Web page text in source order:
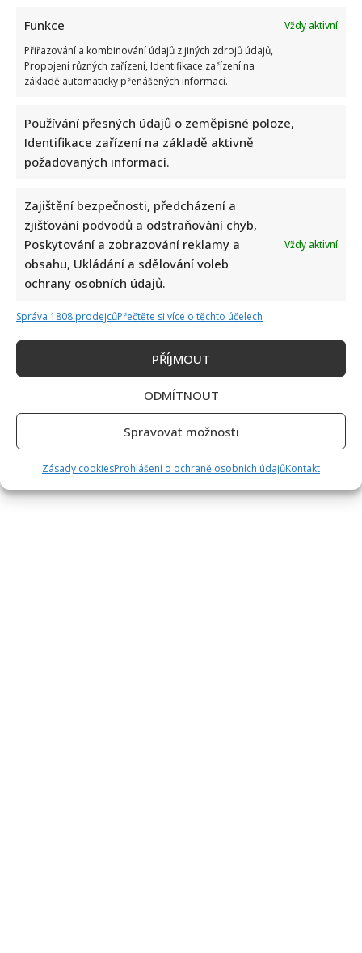
Funkce
Vždy aktivní
Přiřazování a kombinování údajů z jiných zdrojů údajů,
Propojení různých zařízení, Identifikace zařízení na
základě automaticky přenášených informací.
Používání přesných údajů o zeměpisné poloze,
Identifikace zařízení na základě aktivně
požadovaných informací.
Zajištění bezpečnosti, předcházení a
zjišťování podvodů a odstraňování chyb,
Poskytování a zobrazování reklamy a
obsahu, Ukládání a sdělování voleb
ochrany osobních údajů.
Vždy aktivní
Správa 1808 prodejcůPřečtěte si více o těchto účelech
PŘÍJMOUT
ODMÍTNOUT
Spravovat možnosti
Zásady cookiesProhlášení o ochraně osobních údajůKontakt